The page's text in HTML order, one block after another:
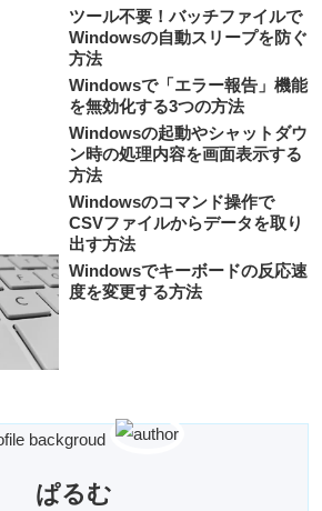
ツール不要！バッチファイルで
Windowsの自動スリープを防ぐ
方法
Windowsで「エラー報告」機能
を無効化する3つの方法
Windowsの起動やシャットダウ
ン時の処理内容を画面表示する
方法
Windowsのコマンド操作で
CSVファイルからデータを取り
出す方法
Windowsでキーボードの反応速
度を変更する方法
ぱるむ